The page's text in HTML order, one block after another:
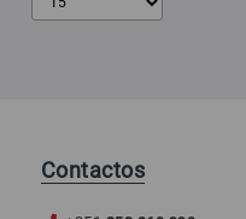
Contactos